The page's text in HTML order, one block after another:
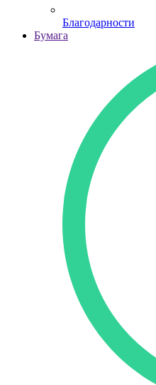
Благодарности
Бумага